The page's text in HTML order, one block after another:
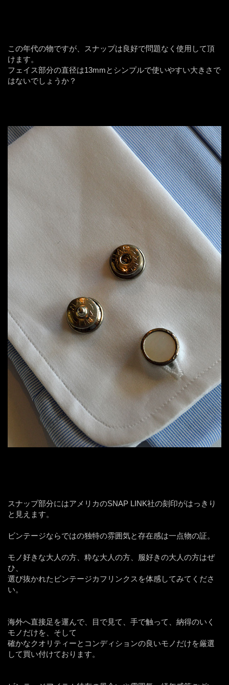
この年代の物ですが、スナップは良好で問題なく使用して頂
けます。
フェイス部分の直径は13mmとシンプルで使いやすい大きさで
はないでしょうか？
スナップ部分にはアメリカのSNAP LINK社の刻印がはっきり
と見えます。
ビンテージならではの独特の雰囲気と存在感は一点物の証。
モノ好きな大人の方、粋な大人の方、服好きの大人の方はぜ
ひ、
選び抜かれたビンテージカフリンクスを体感してみてくださ
い。
海外へ直接足を運んで、目で見て、手で触って、納得のいく
モノだけを、そして
確かなクオリティーとコンディションの良いモノだけを厳選
して買い付けております。